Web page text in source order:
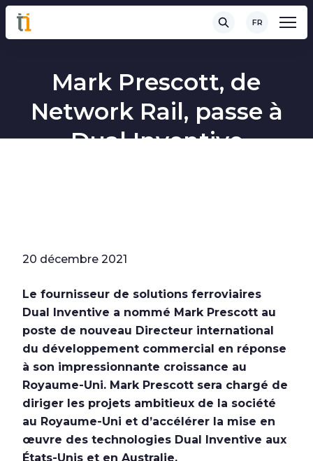
FR
Mark Prescott, de
Network Rail, passe à
Dual Inventive
20 décembre 2021
Le fournisseur de solutions ferroviaires
Dual Inventive a nommé Mark Prescott au
poste de nouveau Directeur international
du développement commercial en réponse
à son impressionnante croissance au
Royaume-Uni. Mark Prescott sera chargé de
diriger les projets ambitieux de la société
au Royaume-Uni et d’accélérer la mise en
œuvre des technologies Dual Inventive aux
États-Unis et en Australie.